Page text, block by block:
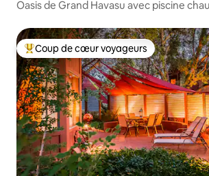
Oasis de Grand Havasu avec piscine
Coups de cœur voyageurs les plus
Coup de cœur voyageurs